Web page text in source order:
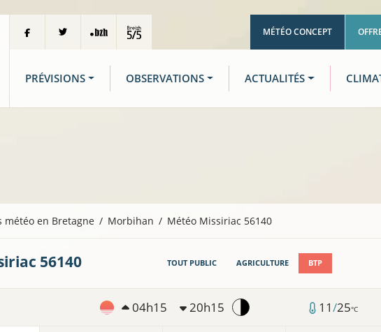
MÉTÉO CONCEPT
PRÉVISIONS OBSERVATIONS ACTUALITÉS
météo en Bretagne Morbihan Météo Missiriac 56140
56140 TOUT PUBLIC AGRICULTURE BTP
04h15 20h15 11/25°C